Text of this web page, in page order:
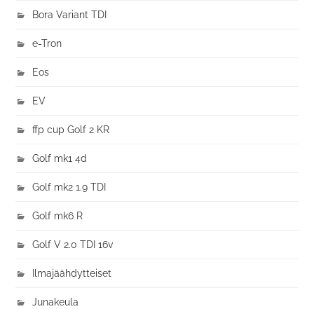
Bora Variant TDI
e-Tron
Eos
EV
ffp cup Golf 2 KR
Golf mk1 4d
Golf mk2 1.9 TDI
Golf mk6 R
Golf V 2.0 TDI 16v
Ilmajäähdytteiset
Junakeula